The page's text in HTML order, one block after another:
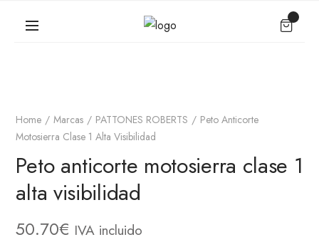
Home Marcas PATTONES ROBERTS
Peto Anticorte
Motosierra Clase 1 Alta Visibilidad
Peto anticorte motosierra clase 1
alta visibilidad
50.70€ IVA incluido